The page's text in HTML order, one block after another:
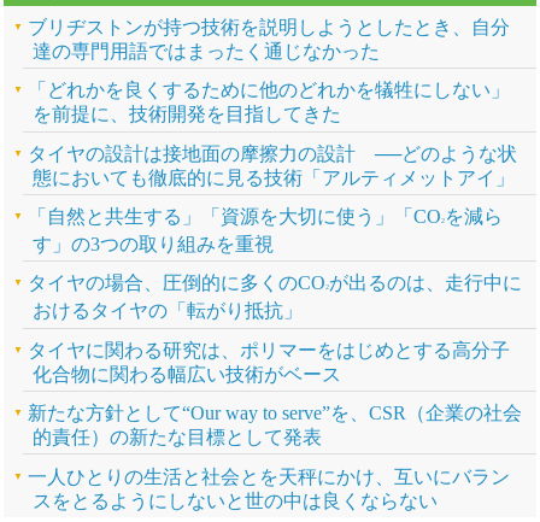
ブリヂストンが持つ技術を説明しようとしたとき、自分
達の専門用語ではまったく通じなかった
「どれかを良くするために他のどれかを犠牲にしない」
を前提に、技術開発を目指してきた
タイヤの設計は接地面の摩擦力の設計 ──どのような状
態においても徹底的に見る技術「アルティメットアイ」
「自然と共生する」「資源を大切に使う」「CO2 を減ら
す」の3つの取り組みを重視
タイヤの場合、圧倒的に多くのCO2が出るのは、走行中に
おけるタイヤの「転がり抵抗」
タイヤに関わる研究は、ポリマーをはじめとする高分子
化合物に関わる幅広い技術がベース
新たな方針として“Our way to serve”を、CSR（企業の社会
的責任）の新たな目標として発表
一人ひとりの生活と社会とを天秤にかけ、互いにバラン
スをとるようにしないと世の中は良くならない